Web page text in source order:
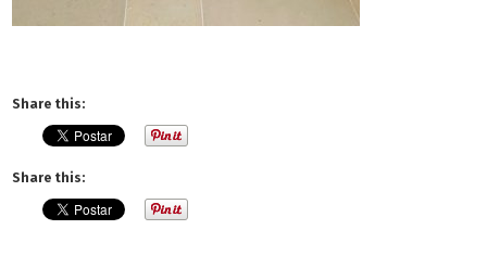
Share this:
Share this: